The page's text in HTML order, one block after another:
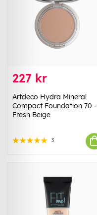
227 kr
Artdeco Hydra Mineral
Compact Foundation 70 -
Fresh Beige
3